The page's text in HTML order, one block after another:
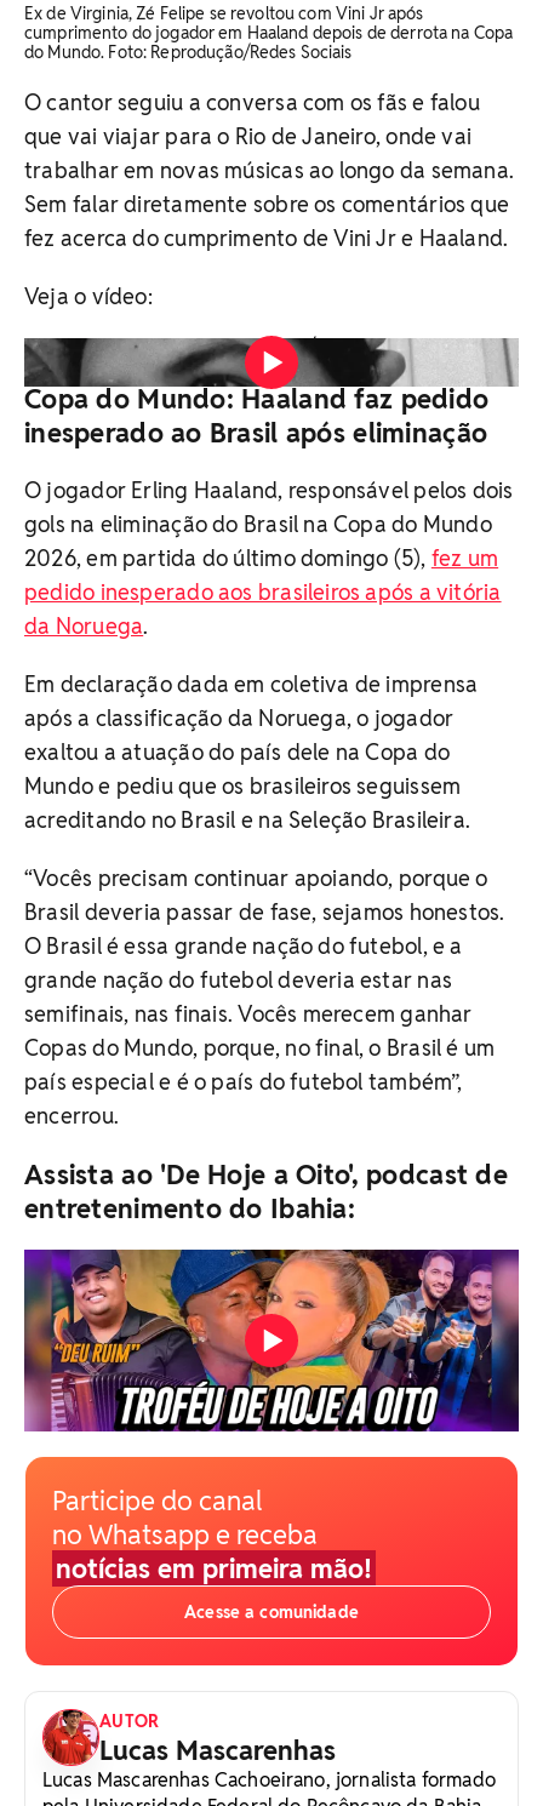
Ex de Virginia, Zé Felipe se revoltou com Vini Jr após
cumprimento do jogador em Haaland depois de derrota na Copa
do Mundo. Foto: Reprodução/Redes Sociais
O cantor seguiu a conversa com os fãs e falou
que vai viajar para o Rio de Janeiro, onde vai
trabalhar em novas músicas ao longo da semana.
Sem falar diretamente sobre os comentários que
fez acerca do cumprimento de Vini Jr e Haaland.
Veja o vídeo:
Vídeo: Reprodução/Instagram
Copa do Mundo: Haaland faz pedido
inesperado ao Brasil após eliminação
O jogador Erling Haaland, responsável pelos dois
gols na eliminação do Brasil na Copa do Mundo
2026, em partida do último domingo (5), fez um
pedido inesperado aos brasileiros após a vitória
da Noruega.
Em declaração dada em coletiva de imprensa
após a classificação da Noruega, o jogador
exaltou a atuação do país dele na Copa do
Mundo e pediu que os brasileiros seguissem
acreditando no Brasil e na Seleção Brasileira.
“Vocês precisam continuar apoiando, porque o
Brasil deveria passar de fase, sejamos honestos.
O Brasil é essa grande nação do futebol, e a
grande nação do futebol deveria estar nas
semifinais, nas finais. Vocês merecem ganhar
Copas do Mundo, porque, no final, o Brasil é um
país especial e é o país do futebol também”,
encerrou.
Assista ao 'De Hoje a Oito', podcast de
entretenimento do Ibahia:
Participe do canal
no Whatsapp e receba
notícias em primeira mão!
Acesse a comunidade
AUTOR
Lucas Mascarenhas
Lucas Mascarenhas Cachoeirano, jornalista formado